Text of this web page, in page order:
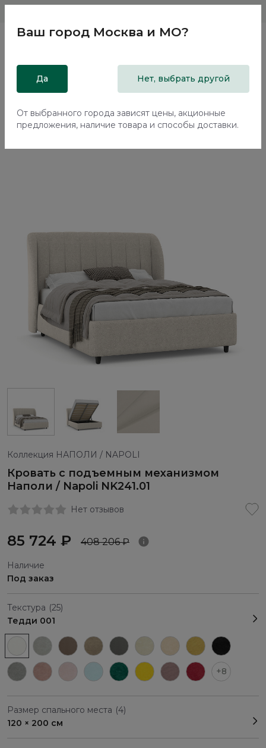
Главная
Кровати
Кровать с подъемным механизмом Наполи / Napoli
Коллекция НАПОЛИ / NAPOLI
Кровать с подъемным механизмом
Наполи / Napoli NK241.01
Нет отзывов
85 724 ₽ 408 206 ₽
Наличие
Под заказ
Текстура (25)
Тедди 001
+8
Размер спального места (4)
120 × 200 см
Ваш город Москва и МО?
Да Нет, выбрать другой
От выбранного города зависят цены, акционные
предложения, наличие товара и способы доставки.